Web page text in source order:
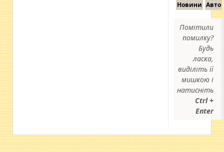
Новини Авто
Помітили
помилку?
Будь
ласка,
виділіть її
мишкою і
натисніть
Ctrl +
Enter